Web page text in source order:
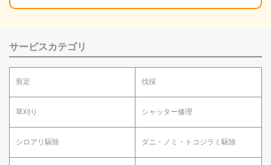
サービスカテゴリ
剪定 伐採
草刈り シャッター修理
シロアリ駆除 ダニ・ノミ・トコジラミ駆除